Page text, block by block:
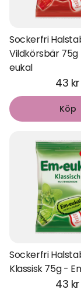
Sockerfri
Vildkörsbär
eukal
43 kr
Köp
Sockerfri
Klassisk 75g -
43 kr